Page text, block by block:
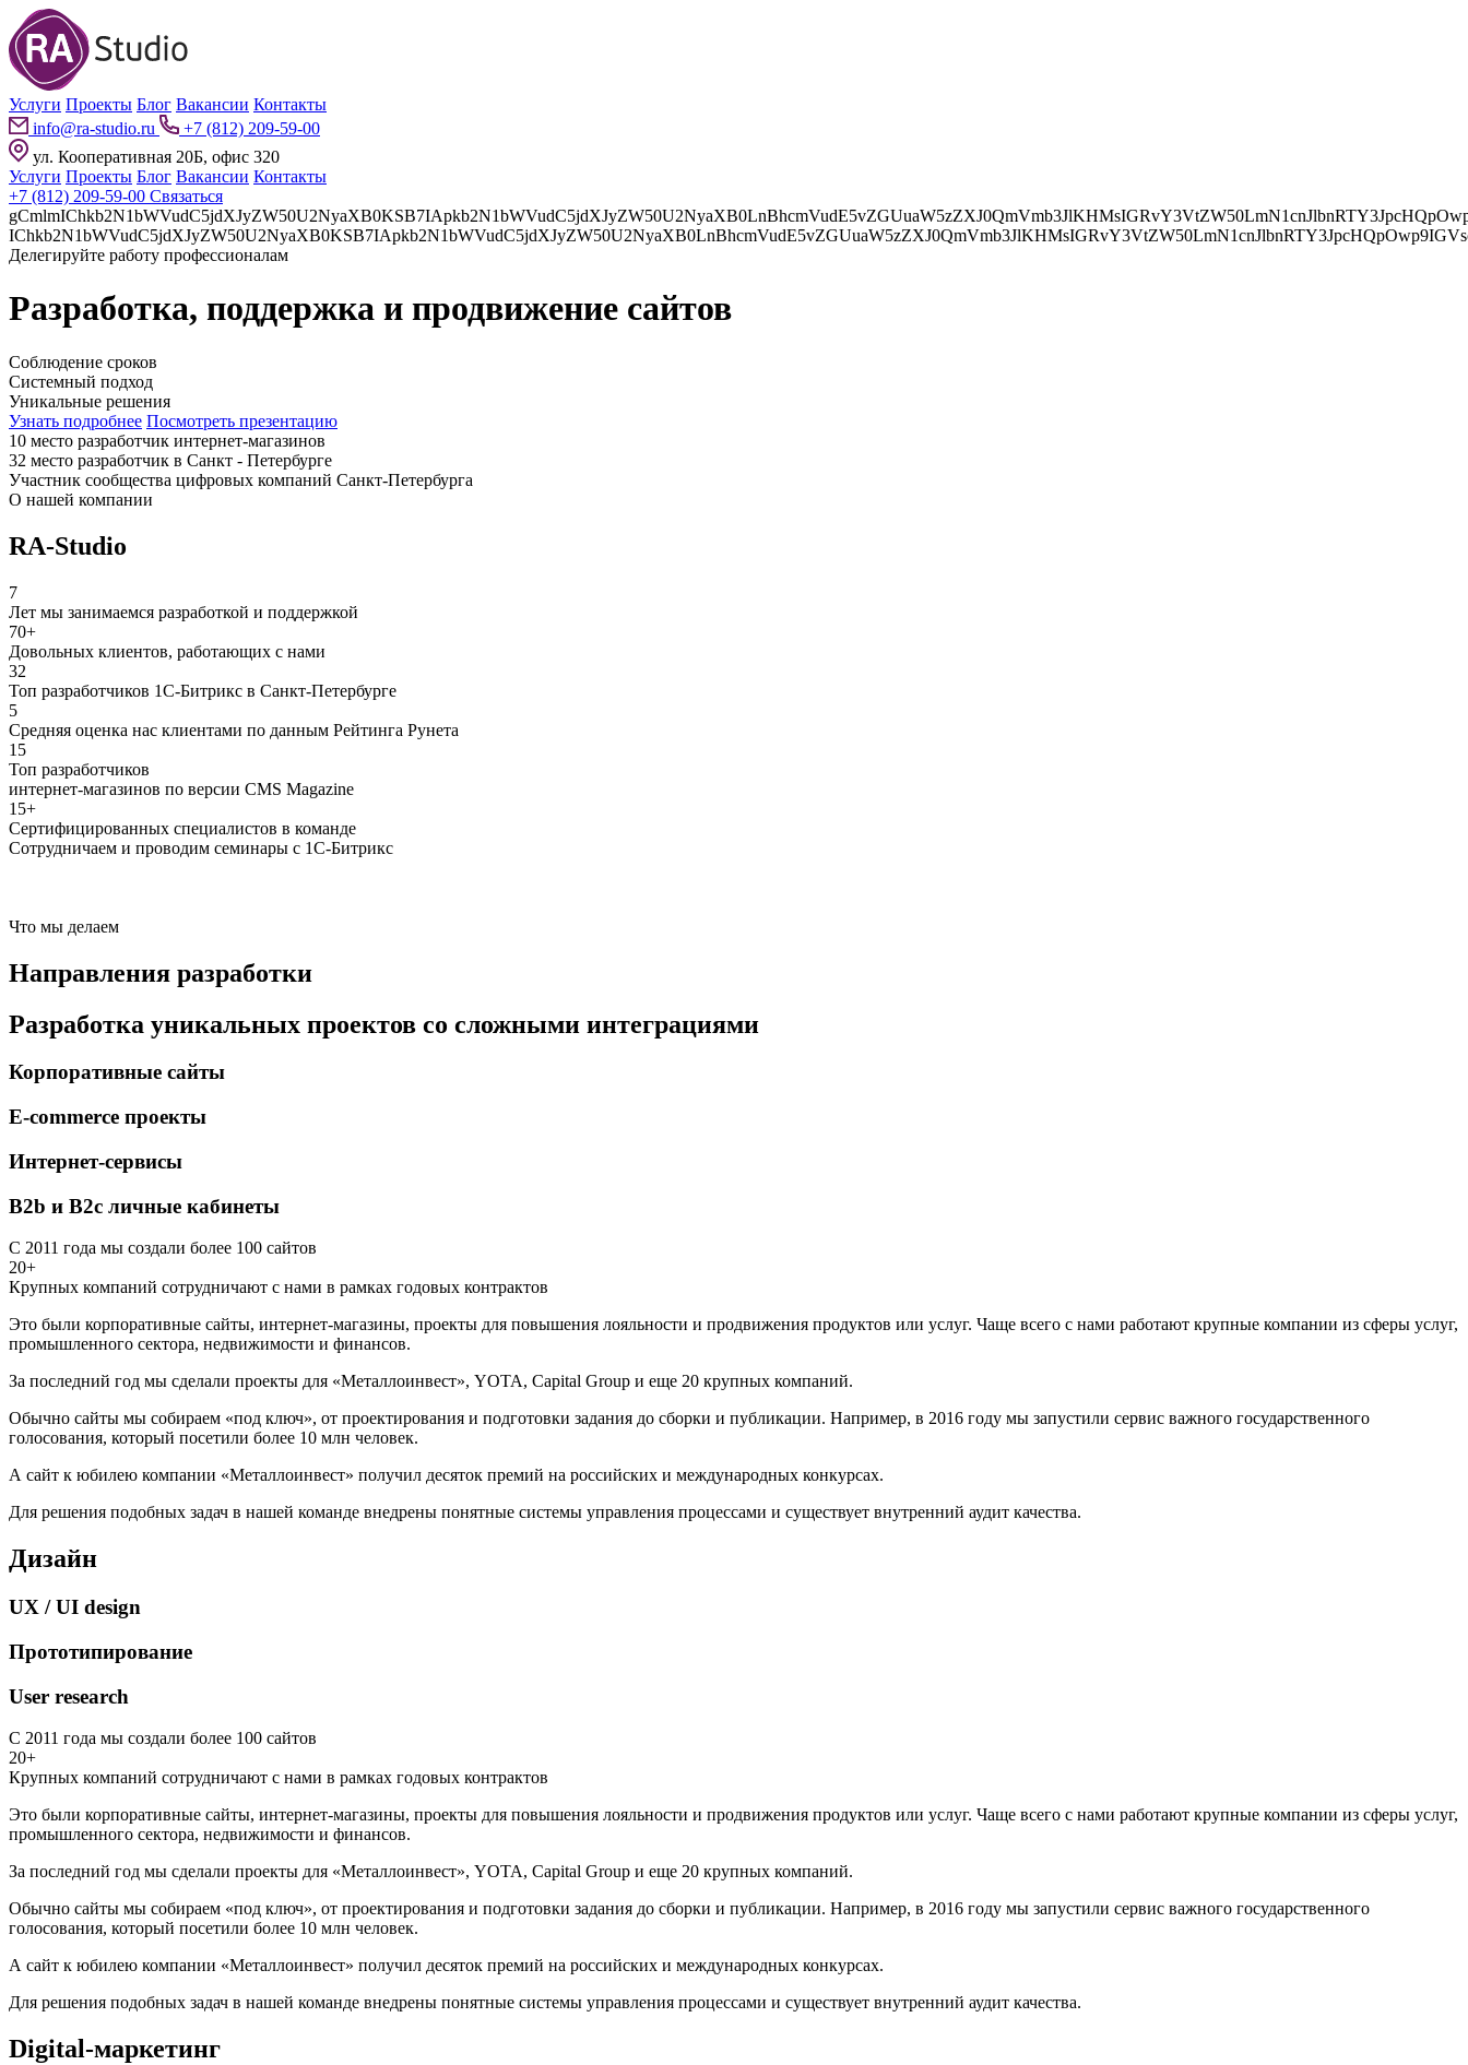
Услуги Проекты Блог Вакансии Контакты
info@ra-studio.ru
+7 (812) 209-59-00
ул. Кооперативная 20Б, офис 320
Услуги Проекты Блог Вакансии Контакты
+7 (812) 209-59-00 Связаться
gCmlmIChkb2N1bWVudC5jdXJyZW50U2NyaXB0KSB7IApkb2N1bWVudC5jdXJyZW50U2NyaXB0LnBhcmVudE5vZGUuaW5zZXJ0QmVmb3JlKHMsIGRvY3VtZW50LmN1cnJlbnRTY3JpcHQpOwp9IGVsc2UgewpkLmdldEVsZW1lbnRzQnlUYWdOYW1lKCdoZWFkJylbMF0uYXBwZW5kQ2hpbGQocyk7Cn0=">
Делегируйте работу профессионалам
Разработка, поддержка и продвижение сайтов
Соблюдение сроков
Системный подход
Уникальные решения
Узнать подробнее Посмотреть презентацию
10 место разработчик интернет-магазинов
32 место разработчик в Санкт - Петербурге
Участник сообщества цифровых компаний Санкт-Петербурга
О нашей компании
RA-Studio
7
Лет мы занимаемся разработкой и поддержкой
70+
Довольных клиентов, работающих с нами
32
Топ разработчиков 1С-Битрикс в Санкт-Петербурге
5
Средняя оценка нас клиентами по данным Рейтинга Рунета
15
Топ разработчиков
интернет-магазинов по версии CMS Magazine
15+
Сертифицированных специалистов в команде
Сотрудничаем и проводим семинары с 1С-Битрикс
Что мы делаем
Направления разработки
Разработка уникальных проектов со сложными интеграциями
Корпоративные сайты
E-commerce проекты
Интернет-сервисы
B2b и B2c личные кабинеты
С 2011 года мы создали более 100 сайтов
20+
Крупных компаний сотрудничают с нами в рамках годовых контрактов
Это были корпоративные сайты, интернет-магазины, проекты для повышения лояльности и продвижения продуктов или услуг. Чаще всего с нами работают крупные компании из сферы услуг,
промышленного сектора, недвижимости и финансов.
За последний год мы сделали проекты для «Металлоинвест», YOTA, Capital Group и еще 20 крупных компаний.
Обычно сайты мы собираем «под ключ», от проектирования и подготовки задания до сборки и публикации. Например, в 2016 году мы запустили сервис важного государственного
голосования, который посетили более 10 млн человек.
А сайт к юбилею компании «Металлоинвест» получил десяток премий на российских и международных конкурсах.
Для решения подобных задач в нашей команде внедрены понятные системы управления процессами и существует внутренний аудит качества.
Дизайн
UX / UI design
Прототипирование
User research
С 2011 года мы создали более 100 сайтов
20+
Крупных компаний сотрудничают с нами в рамках годовых контрактов
Это были корпоративные сайты, интернет-магазины, проекты для повышения лояльности и продвижения продуктов или услуг. Чаще всего с нами работают крупные компании из сферы услуг,
промышленного сектора, недвижимости и финансов.
За последний год мы сделали проекты для «Металлоинвест», YOTA, Capital Group и еще 20 крупных компаний.
Обычно сайты мы собираем «под ключ», от проектирования и подготовки задания до сборки и публикации. Например, в 2016 году мы запустили сервис важного государственного
голосования, который посетили более 10 млн человек.
А сайт к юбилею компании «Металлоинвест» получил десяток премий на российских и международных конкурсах.
Для решения подобных задач в нашей команде внедрены понятные системы управления процессами и существует внутренний аудит качества.
Digital-маркетинг